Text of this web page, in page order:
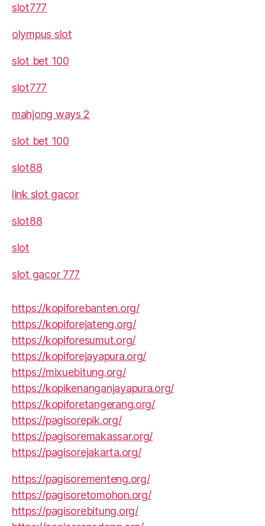
slot777
olympus slot
slot bet 100
slot777
mahjong ways 2
slot bet 100
slot88
link slot gacor
slot88
slot
slot gacor 777
https://kopiforebanten.org/
https://kopiforejateng.org/
https://kopiforesumut.org/
https://kopiforejayapura.org/
https://mixuebitung.org/
https://kopikenanganjayapura.org/
https://kopiforetangerang.org/
https://pagisorepik.org/
https://pagisoremakassar.org/
https://pagisorejakarta.org/
https://pagisorementeng.org/
https://pagisoretomohon.org/
https://pagisorebitung.org/